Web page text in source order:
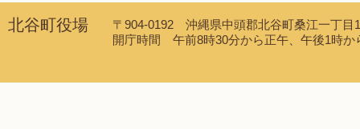
北谷町役場
〒904-0192 沖縄県中頭郡北谷町桑江一丁
開庁時間 午前8時30分から正午、午後1時か